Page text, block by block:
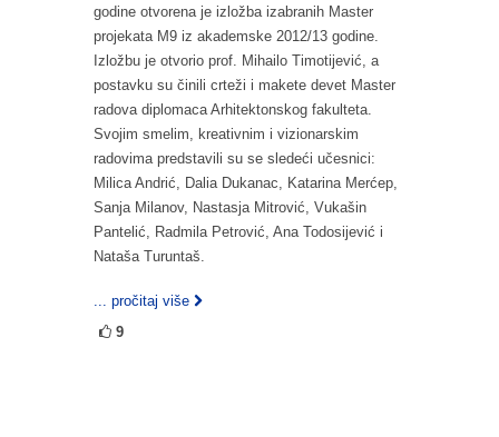
godine otvorena je izložba izabranih Master
projekata M9 iz akademske 2012/13 godine.
Izložbu je otvorio prof. Mihailo Timotijević, a
postavku su činili crteži i makete devet Master
radova diplomaca Arhitektonskog fakulteta.
Svojim smelim, kreativnim i vizionarskim
radovima predstavili su se sledeći učesnici:
Milica Andrić, Dalia Dukanac, Katarina Merćep,
Sanja Milanov, Nastasja Mitrović, Vukašin
Pantelić, Radmila Petrović, Ana Todosijević i
Nataša Turuntaš.
... pročitaj više
9